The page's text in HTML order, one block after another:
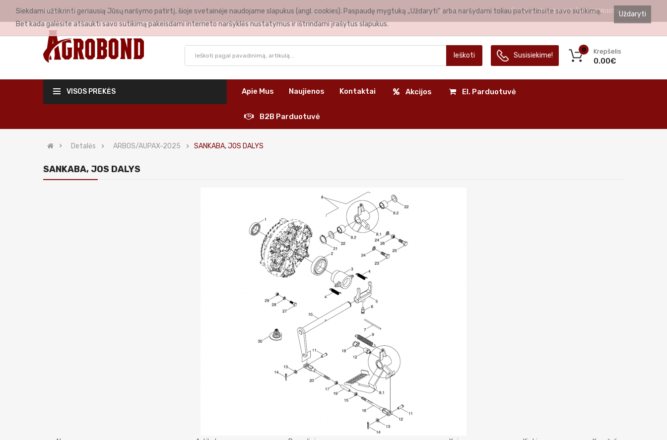
MANO PASKYRA KALBA LIETUVIŲ SVEIKI PRISIJUNGTI REGISTRUOTIS
Ieškoti Krepšelis
0
0.00€
Susisiekime!
VISOS PREKĖS Apie Mus Naujienos Kontaktai Akcijos El. Parduotuvė
B2B Parduotuvė
Detalės ARBOS/AUPAX-2025 SANKABA, JOS DALYS
SANKABA, JOS DALYS
Uždaryti
Siekdami užtikrinti geriausią Jūsų naršymo patirtį, šioje svetainėje naudojame slapukus (angl. cookies). Paspaudę mygtuką „Uždaryti“ arba naršydami toliau patvirtinsite savo sutikimą.
Bet kada galėsite atšaukti savo sutikimą pakeisdami interneto naršyklės nustatymus ir ištrindami įrašytus slapukus.